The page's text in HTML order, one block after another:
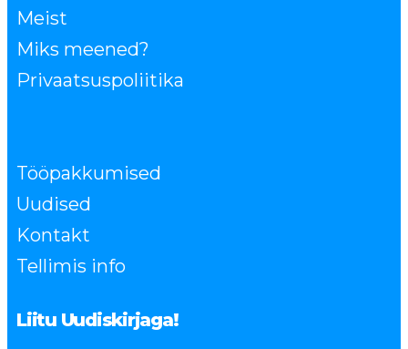
Meist
Miks meened?
Privaatsuspoliitika
Tööpakkumised
Uudised
Kontakt
Tellimis info
Liitu Uudiskirjaga!